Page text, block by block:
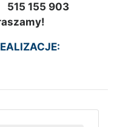
515 155 903